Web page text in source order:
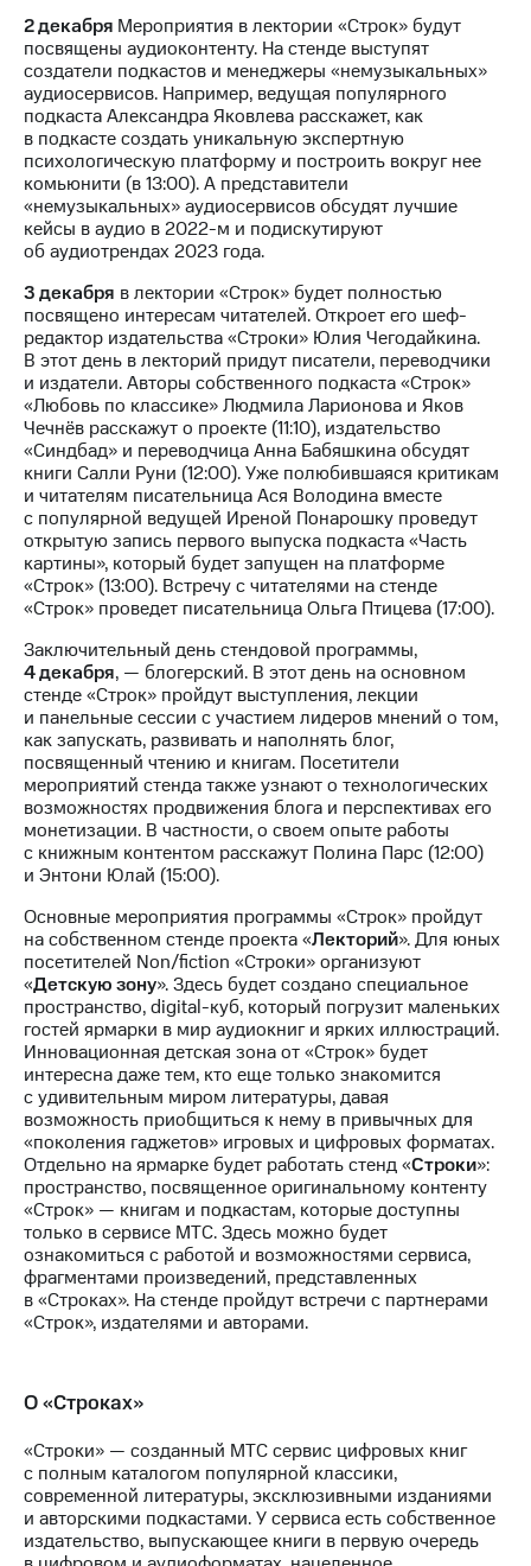
Дивиденды
Рынок
облигаций
Описание
Еврооблигации-2023
Уведомление
о
погашении
именных
облигаций
Регистратор
Реквизиты
Контакты
развитие
деловая этика
На главную
2 декабря Мероприятия в лектории «Строк» будут
посвящены аудиоконтенту. На стенде выступят
создатели подкастов и менеджеры «немузыкальных»
аудиосервисов. Например, ведущая популярного
подкаста Александра Яковлева расскажет, как
в подкасте создать уникальную экспертную
психологическую платформу и построить вокруг нее
комьюнити (в 13:00). А представители
«немузыкальных» аудиосервисов обсудят лучшие
кейсы в аудио в 2022-м и подискутируют
об аудиотрендах 2023 года.
3 декабря в лектории «Строк» будет полностью
посвящено интересам читателей. Откроет его шеф-
редактор издательства «Строки» Юлия Чегодайкина.
В этот день в лекторий придут писатели, переводчики
и издатели. Авторы собственного подкаста «Строк»
«Любовь по классике» Людмила Ларионова и Яков
Чечнёв расскажут о проекте (11:10), издательство
«Синдбад» и переводчица Анна Бабяшкина обсудят
книги Салли Руни (12:00). Уже полюбившаяся критикам
и читателям писательница Ася Володина вместе
с популярной ведущей Иреной Понарошку проведут
открытую запись первого выпуска подкаста «Часть
картины», который будет запущен на платформе
«Строк» (13:00). Встречу с читателями на стенде
«Строк» проведет писательница Ольга Птицева (17:00).
Заключительный день стендовой программы,
4 декабря, — блогерский. В этот день на основном
стенде «Строк» пройдут выступления, лекции
и панельные сессии с участием лидеров мнений о том,
как запускать, развивать и наполнять блог,
посвященный чтению и книгам. Посетители
мероприятий стенда также узнают о технологических
возможностях продвижения блога и перспективах его
монетизации. В частности, о своем опыте работы
с книжным контентом расскажут Полина Парс (12:00)
и Энтони Юлай (15:00).
Основные мероприятия программы «Строк» пройдут
на собственном стенде проекта «Лекторий». Для юных
посетителей Non/fiction «Строки» организуют
«Детскую зону». Здесь будет создано специальное
пространство, digital-куб, который погрузит маленьких
гостей ярмарки в мир аудиокниг и ярких иллюстраций.
Инновационная детская зона от «Строк» будет
интересна даже тем, кто еще только знакомится
с удивительным миром литературы, давая
возможность приобщиться к нему в привычных для
«поколения гаджетов» игровых и цифровых форматах.
Отдельно на ярмарке будет работать стенд «Строки»:
пространство, посвященное оригинальному контенту
«Строк» — книгам и подкастам, которые доступны
только в сервисе МТС. Здесь можно будет
ознакомиться с работой и возможностями сервиса,
фрагментами произведений, представленных
в «Строках». На стенде пройдут встречи с партнерами
«Строк», издателями и авторами.
О «Строках»
«Строки» — созданный МТС сервис цифровых книг
с полным каталогом популярной классики,
современной литературы, эксклюзивными изданиями
и авторскими подкастами. У сервиса есть собственное
издательство, выпускающее книги в первую очередь